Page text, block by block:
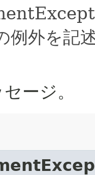
例外を記
ージ。